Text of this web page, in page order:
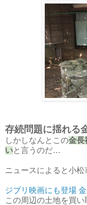
存続問題に揺れる
しかしなんとこの金長
いと言うのだ…
ニュースによると小松
ジブリ映画にも登場
この周辺の土地を買